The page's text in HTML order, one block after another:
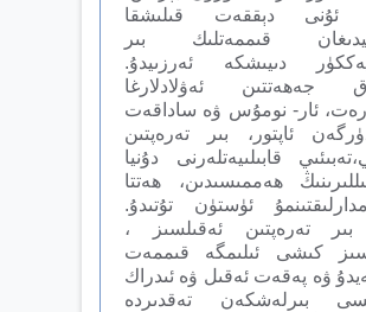
ئۇنى دېققەت قىلىشقا
قىممەتلىك بىر
دىيىشكە ئەرزىيدۇ.
جەھەتتىن ئەۋلادلارغا
ئار- نومۇس ۋە ساداقەت
ئاپتور، بىر تەرەپتىن
قابىلىيەتلەرنى دۇنيا
ھەممىسىدىن، ھەتتا
ئۈستۈن تۇتىدۇ.
بىر تەرەپتىن ئەقىلسىز ،
كىشى ئىلىمگە قىممەت
ۋە پەقەت ئەقىل ۋە ئىدراك
بىرلەشكەن تەقدىردە